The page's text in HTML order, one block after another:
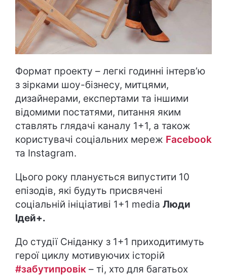
Формат проекту – легкі годинні інтерв’ю
з зірками шоу-бізнесу, митцями,
дизайнерами, експертами та іншими
відомими постатями, питання яким
ставлять глядачі каналу 1+1, а також
користувачі соціальних мереж Facebook
та Instagram.
Цього року планується випустити 10
епізодів, які будуть присвячені
соціальній ініціативі 1+1 media Люди
Ідей+.
До студії Сніданку з 1+1 приходитимуть
герої циклу мотивуючих історій
#забутипровік – ті, хто для багатьох